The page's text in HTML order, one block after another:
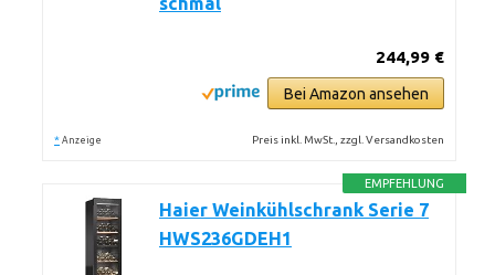
244,99 €
Bei Amazon ansehen
* Anzeige Preis inkl. MwSt., zzgl. Versandkosten
EMPFEHLUNG
Haier Weinkühlschrank Serie 7
HWS236GDEH1